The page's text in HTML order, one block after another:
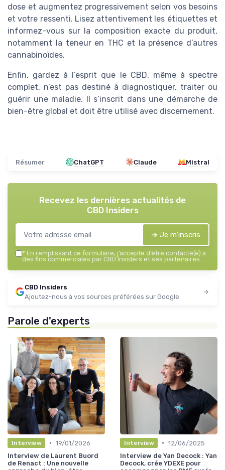
dose et augmentez progressivement selon vos besoins
et votre ressenti. Lisez attentivement les étiquettes et
informez-vous sur la composition exacte du produit,
notamment la teneur en THC et la présence d’autres
cannabinoïdes.
Enfin, gardez à l’esprit que le CBD, même à spectre
complet, n’est pas destiné à diagnostiquer, traiter ou
guérir une maladie. Il s’inscrit dans une démarche de
bien-être global et doit être utilisé avec discernement.
Résumer ChatGPT Claude Mistral
Recevez les dernières actualités de
CBD Insiders
➔ Je m'inscris
* En remplissant ce formulaire, j’accepte d’être contacté(e) à
des fins commerciales par CBD Insiders et ses partenaires.
CBD Insiders
Ajoutez-nous à vos sources préférées sur Google
Parole d'experts
Interview • 19/01/2026
Interview de Laurent Buord
de Renact : Une nouvelle
Interview • 12/06/2025
Interview de Yan Decock : Yan
Decock, crée YDEXE pour